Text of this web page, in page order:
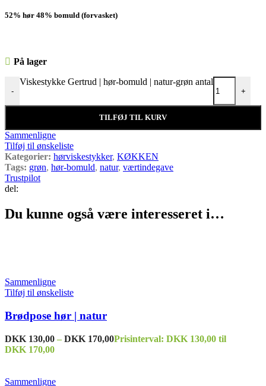
52% hør 48% bomuld (forvasket)
På lager
-
Viskestykke Gertrud | hør-bomuld | natur-grøn antal
+
TILFØJ TIL KURV
Sammenligne
Tilføj til ønskeliste
Kategorier: hørviskestykker, KØKKEN
Tags: grøn, hør-bomuld, natur, værtindegave
Trustpilot
del:
Du kunne også være interesseret i…
Sammenligne
Tilføj til ønskeliste
Brødpose hør | natur
DKK 130,00 – DKK 170,00Prisinterval: DKK 130,00 til
DKK 170,00
Sammenligne